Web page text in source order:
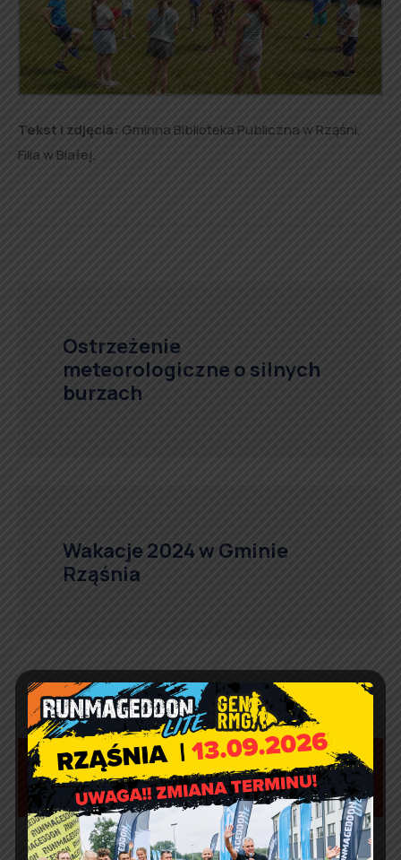
Tekst i zdjęcia: Gminna Biblioteka Publiczna w Rząśni,
Filia w Białej.
Ostrzeżenie
meteorologiczne o silnych
burzach
Wakacje 2024 w Gminie
Rząśnia